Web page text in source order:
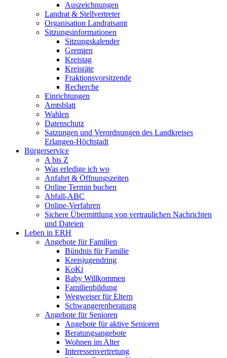
Auszeichnungen
Landrat & Stellvertreter
Organisation Landratsamt
Sitzungsinformationen
Sitzungskalender
Gremien
Kreistag
Kreisräte
Fraktionsvorsitzende
Recherche
Einrichtungen
Amtsblatt
Wahlen
Datenschutz
Satzungen und Verordnungen des Landkreises
Erlangen-Höchstadt
Bürgerservice
A bis Z
Was erledige ich wo
Anfahrt & Öffnungszeiten
Online Termin buchen
Abfall-ABC
Online-Verfahren
Sichere Übermittlung von vertraulichen Nachrichten
und Dateien
Leben in ERH
Angebote für Familien
Bündnis für Familie
Kreisjugendring
KoKi
Baby Willkommen
Familienbildung
Wegweiser für Eltern
Schwangerenberatung
Angebote für Senioren
Angebote für aktive Senioren
Beratungsangebote
Wohnen im Alter
Interessenvertretung